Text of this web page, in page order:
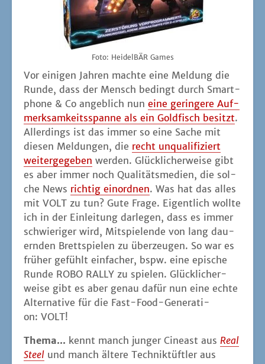
Foto: Hei­del­BÄR Games
Vor eini­gen Jah­ren mach­te eine Mel­dung die
Run­de, dass der Mensch bedingt durch Smart­
phone & Co angeb­lich nun eine gerin­ge­re Auf­
merk­sam­keits­span­ne als ein Gold­fisch besitzt.
Aller­dings ist das immer so eine Sache mit
die­sen Mel­dun­gen, die recht unqua­li­fi­ziert
wei­ter­ge­ge­ben wer­den. Glück­li­cher­wei­se gibt
es aber immer noch Qua­li­täts­me­di­en, die sol­
che News rich­tig ein­ord­nen. Was hat das alles
mit VOLT zu tun? Gute Fra­ge. Eigent­lich woll­te
ich in der Ein­lei­tung dar­le­gen, dass es immer
schwie­ri­ger wird, Mit­spie­len­de von lang dau­
ern­den Brett­spie­len zu über­zeu­gen. So war es
frü­her gefühlt ein­fa­cher, bspw. eine epi­sche
Run­de ROBO RALLY zu spie­len. Glück­li­cher­
wei­se gibt es aber genau dafür nun eine ech­te
Alter­na­ti­ve für die Fast-Food-Gene­ra­ti­
on: VOLT!
The­ma... kennt manch jun­ger Cine­ast aus Real
Steel und manch älte­re Tech­nik­tüft­ler aus